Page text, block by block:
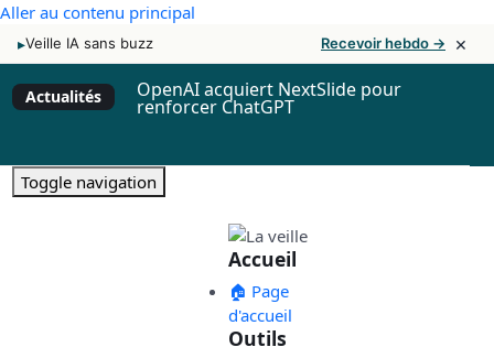
Aller au contenu principal
▸Veille IA sans buzz Recevoir hebdo → ×
Actualités OpenAI acquiert NextSlide pour
renforcer ChatGPT
Toggle navigation
Accueil
🏠 Page
d'accueil
Outils